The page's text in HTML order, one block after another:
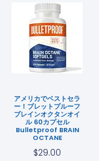
アメリカでベストセラ
ー！ブレットプルーフ
ブレインオクタンオイ
ル 60カプセル
Bulletproof BRAIN
OCTANE
$29.00